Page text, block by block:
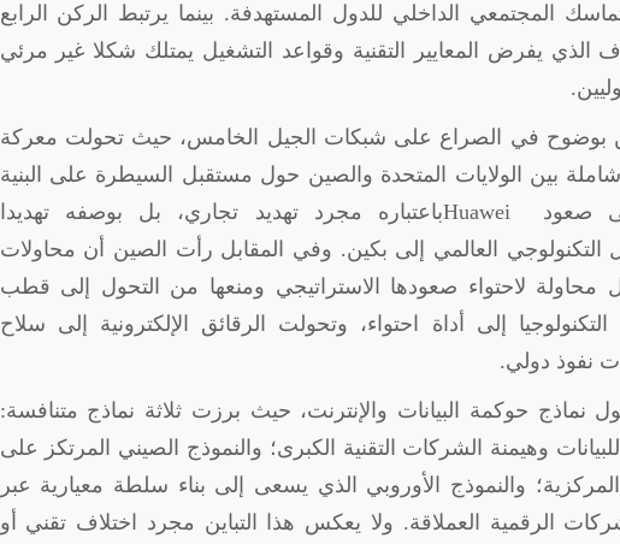
المجتمعي الداخلي للدول المستهدفة. بينما يرتبط الركن الرابع
الذي يفرض المعايير التقنية وقواعد التشغيل يمتلك شكلا غير مرئي
.
بوضوح في الصراع على شبكات الجيل الخامس، حيث تحولت معركة
بين الولايات المتحدة والصين حول مستقبل السيطرة على البنية
صعود
Huaweiباعتباره مجرد تهديد تجاري، بل بوصفه تهديدا
التكنولوجي العالمي إلى بكين. وفي المقابل رأت الصين أن محاولات
محاولة لاحتواء صعودها الاستراتيجي ومنعها من التحول إلى قطب
إلى أداة احتواء، وتحولت الرقائق الإلكترونية إلى سلاح
نفوذ دولي.
حوكمة البيانات والإنترنت، حيث برزت ثلاثة نماذج متنافسة:
وهيمنة الشركات التقنية الكبرى؛ والنموذج الصيني المرتكز على
والنموذج الأوروبي الذي يسعى إلى بناء سلطة معيارية عبر
الرقمية العملاقة. ولا يعكس هذا التباين مجرد اختلاف تقني أو